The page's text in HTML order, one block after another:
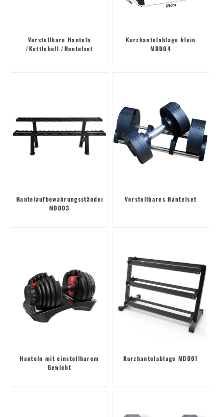
Verstellbare Hanteln
/Kettlebell /Hantelset
Kurzhantelablage klein
MDD04
Hantelaufbewahrungsständer
MDD03
Verstellbares Hantelset
Hanteln mit einstellbarem
Gewicht
Kurzhantelablage MDD01